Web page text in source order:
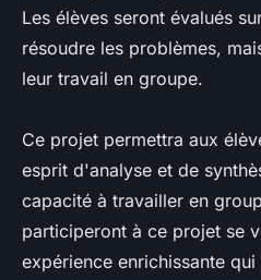
Les élèves seront évalués
résoudre les problèmes,
leur travail en groupe.
Ce projet permettra aux
esprit d'analyse et de
capacité à travailler en
participeront à ce projet se
expérience enrichissante